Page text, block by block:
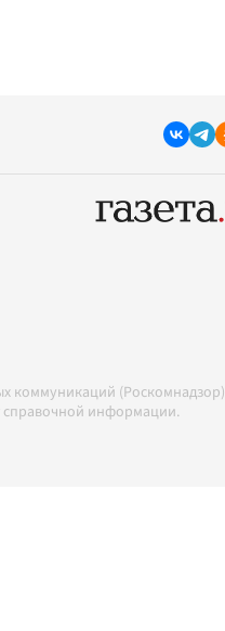
коммуникаций (Роскомнадзор)
справочной информации.